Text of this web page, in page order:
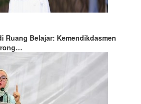
Ruang Belajar: Kemendikdasmen